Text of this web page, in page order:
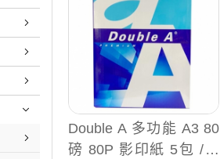
Double A 多功能 A3 80
磅 80P 影印紙 5包 /箱